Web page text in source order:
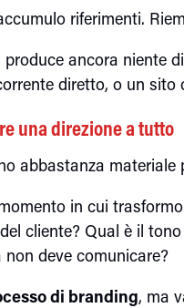
riferimenti.
ancora niente
diretto, o un
una direzione a tutto
abbastanza materiale
in cui
cliente? Qual è il
deve comunicare?
di branding, ma